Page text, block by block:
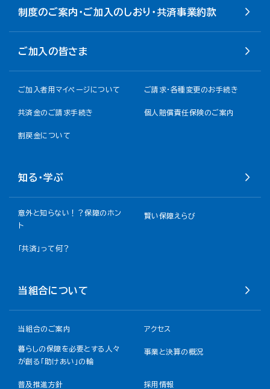
制度のご案内・ご加入のしおり・共済事業約款
ご加入の皆さま
ご加入者用マイページについて ご請求・各種変更のお手続き
共済金のご請求手続き 個人賠償責任保険のご案内
割戻金について​
知る・学ぶ
意外と知らない！？保障のホン
ト
賢い保障えらび
「共済」って何？
当組合について
当組合のご案内 アクセス
暮らしの保障を必要とする人々
が創る「助けあい」の輪
事業と決算の概況
普及推進方針 採用情報